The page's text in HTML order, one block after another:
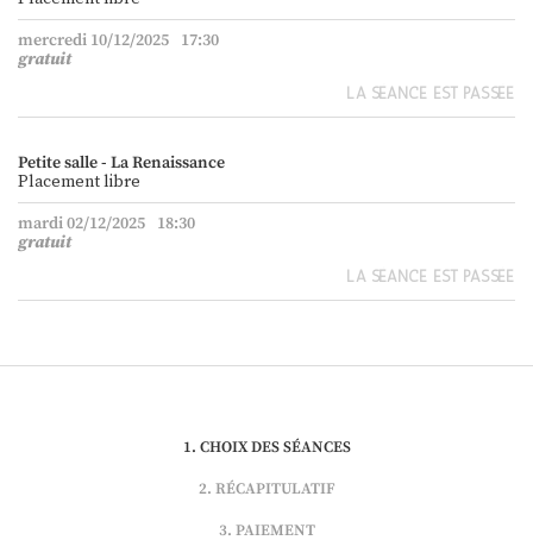
mercredi 10/12/2025
17:30
gratuit
LA SÉANCE EST PASSÉE
Petite salle - La Renaissance
Placement libre
mardi 02/12/2025
18:30
gratuit
LA SÉANCE EST PASSÉE
CHOIX DES SÉANCES
RÉCAPITULATIF
PAIEMENT